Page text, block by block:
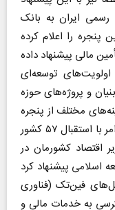
رسمی ایران به بانک
را اعلام کرده
مالی پیشنهاد داده
توسعه‌ای
و پروژه‌های حوزه
مختلف از پنجره
تأمین مالی ترجیحی استفاده کرد؟ که این امر با استقبال ۵۷ کشور
اقتصاد کشورمان در
اسلامی پیشنهاد کرد
فین‌تک (فناوری
به خدمات مالی و